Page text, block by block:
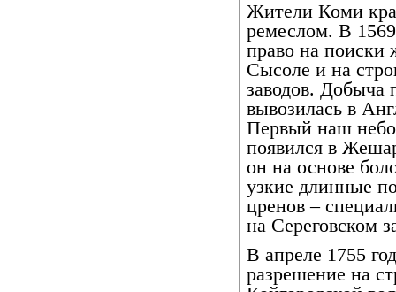
Жители Коми
ремеслом. В
право на поиски
Сысоле и на
заводов. Добыча
вывозилась в
Первый наш
появился в
он на основе
узкие длинные
цренов –
на Сереговском
В апреле 1755
разрешение на